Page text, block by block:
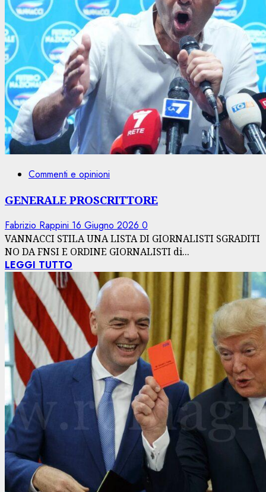
Commenti e opinioni
GENERALE PROSCRITTORE
Fabrizio Rappini 16 Giugno 2026 0
VANNACCI STILA UNA LISTA DI GIORNALISTI SGRADITI
NO DA FNSI E ORDINE GIORNALISTI di...
LEGGI TUTTO